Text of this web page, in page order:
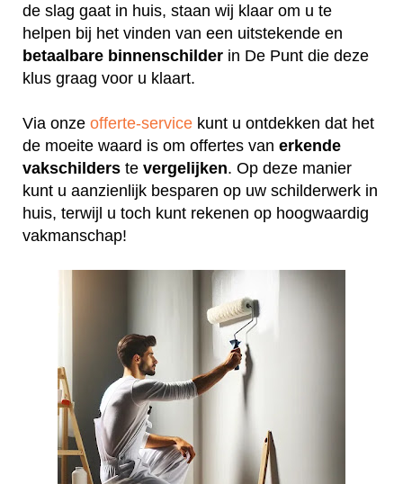
de slag gaat in huis, staan wij klaar om u te
helpen bij het vinden van een uitstekende en
betaalbare binnenschilder in De Punt die deze
klus graag voor u klaart.
Via onze offerte-service kunt u ontdekken dat het
de moeite waard is om offertes van erkende
vakschilders te vergelijken. Op deze manier
kunt u aanzienlijk besparen op uw schilderwerk in
huis, terwijl u toch kunt rekenen op hoogwaardig
vakmanschap!